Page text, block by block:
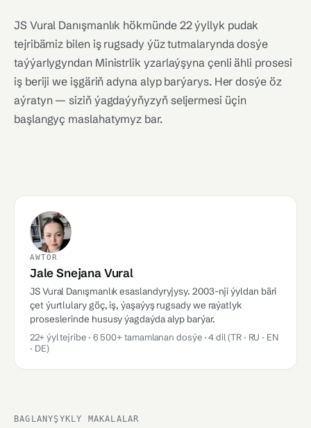
JS Vural Danışmanlık hökmünde 22 ýyllyk pudak
tejribämiz bilen iş rugsady ýüz tutmalarynda dosýe
taýýarlygyndan Ministrlik yzarlaýşyna çenli ähli prosesi
iş beriji we işgäriň adyna alyp barýarys. Her dosýe öz
aýratyn — siziň ýagdaýyňyzyň seljermesi üçin
başlangyç maslahatymyz bar.
AWTOR
Jale Snejana Vural
JS Vural Danışmanlık esaslandyryjysy. 2003-nji ýyldan bäri
çet ýurtlulary göç, iş, ýaşaýyş rugsady we raýatlyk
proseslerinde hususy ýagdaýda alyp barýar.
22+ ýyl tejribe · 6 500+ tamamlanan dosýe · 4 dil (TR · RU · EN
· DE)
BAGLANYŞYKLY MAKALALAR